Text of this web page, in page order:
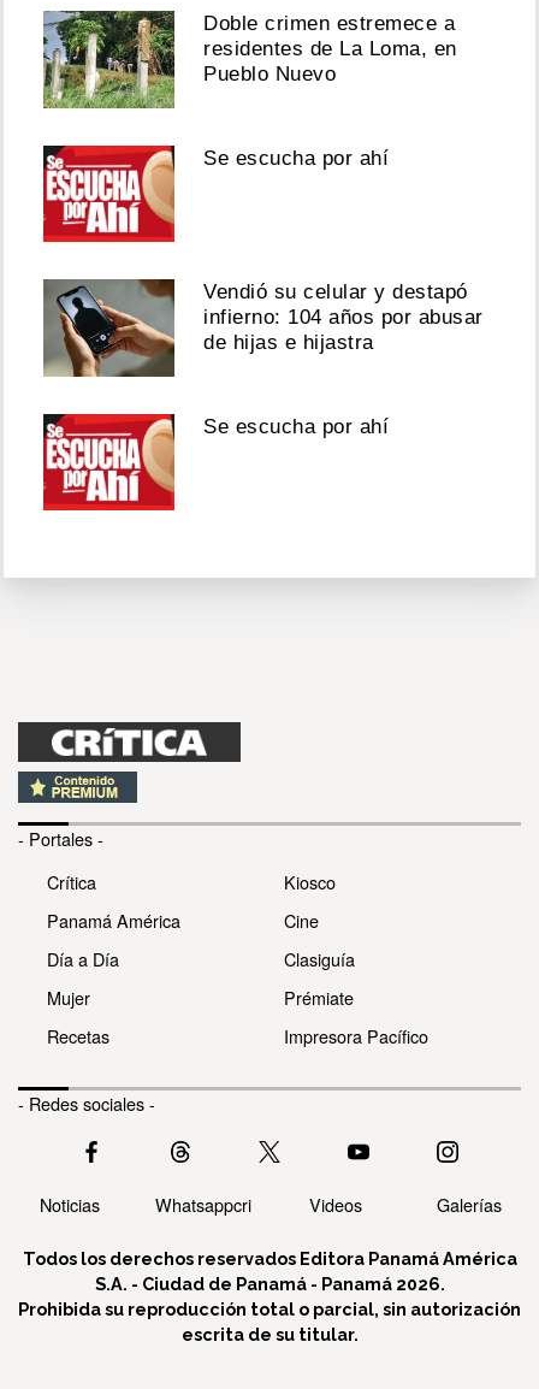
Doble crimen estremece a
residentes de La Loma, en
Pueblo Nuevo
Se escucha por ahí
Vendió su celular y destapó
infierno: 104 años por abusar
de hijas e hijastra
Se escucha por ahí
- Portales -
Crítica
Panamá América
Día a Día
Mujer
Recetas
Kiosco
Cine
Clasiguía
Prémiate
Impresora Pacífico
- Redes sociales -
Noticias Whatsappcri Videos Galerías
Todos los derechos reservados Editora Panamá América
S.A. - Ciudad de Panamá - Panamá 2026.
Prohibida su reproducción total o parcial, sin autorización
escrita de su titular.